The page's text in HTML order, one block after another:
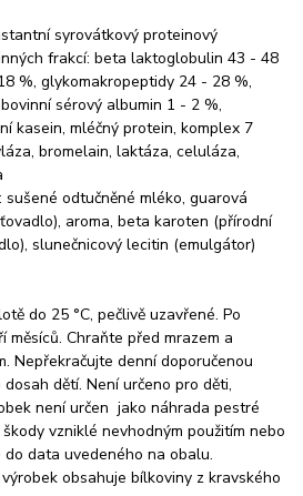
syrovátkový proteinový
frakcí: beta laktoglobulin 43 - 48
%, glykomakropeptidy 24 - 28 %,
sérový albumin 1 - 2 %,
kasein, mléčný protein, komplex 7
bromelain, laktáza, celuláza,
odtučněné mléko, guarová
aroma, beta karoten (přírodní
slunečnicový lecitin (emulgátor)
do 25 °C, pečlivě uzavřené. Po
Chraňte před mrazem a
Nepřekračujte denní doporučenou
dětí. Není určeno pro děti,
není určen jako náhrada pestré
vzniklé nevhodným použitím nebo
data uvedeného na obalu.
obsahuje bílkoviny z kravského